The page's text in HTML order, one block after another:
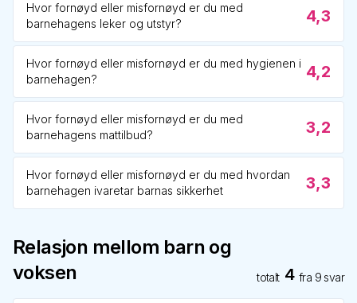
Hvor fornøyd eller misfornøyd er du med
barnehagens leker og utstyr?
4,3
Hvor fornøyd eller misfornøyd er du med hygienen i
barnehagen?
4,2
Hvor fornøyd eller misfornøyd er du med
barnehagens mattilbud?
3,2
Hvor fornøyd eller misfornøyd er du med hvordan
barnehagen ivaretar barnas sikkerhet
3,3
Relasjon mellom barn og
voksen
totalt 4 fra 9 svar